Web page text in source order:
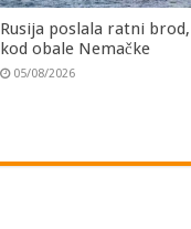
Rusija poslala ratni brod,
kod obale Nemačke
05/08/2026